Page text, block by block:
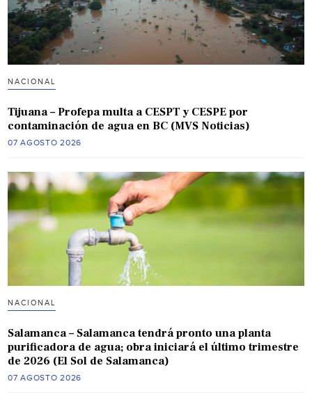
NACIONAL
Tijuana – Profepa multa a CESPT y CESPE por
contaminación de agua en BC (MVS Noticias)
07 AGOSTO 2026
NACIONAL
Salamanca – Salamanca tendrá pronto una planta
purificadora de agua; obra iniciará el último trimestre
de 2026 (El Sol de Salamanca)
07 AGOSTO 2026